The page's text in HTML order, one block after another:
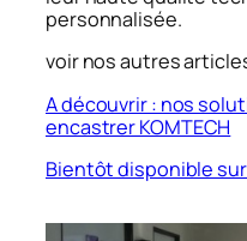
personnalisée.
voir nos autres
A découvrir : nos
encastrer KOMTECH
Bientôt disponible sur